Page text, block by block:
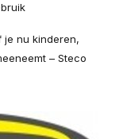
je nu kinderen,
– Steco